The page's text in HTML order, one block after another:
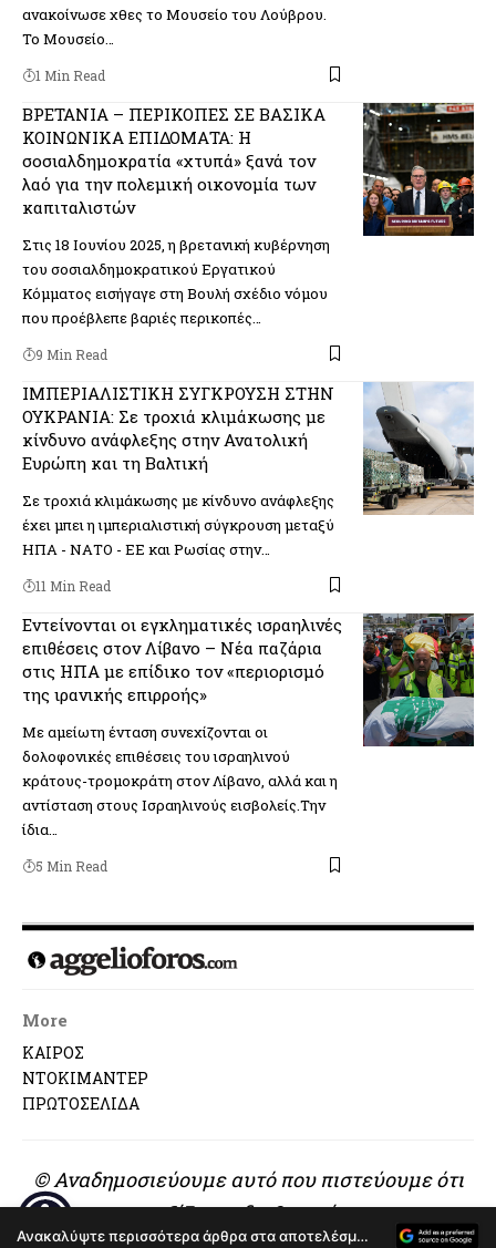
ανακοίνωσε χθες το Μουσείο του Λούβρου.
Το Μουσείο…
1 Min Read
ΒΡΕΤΑΝΙΑ – ΠΕΡΙΚΟΠΕΣ ΣΕ ΒΑΣΙΚΑ
ΚΟΙΝΩΝΙΚΑ ΕΠΙΔΟΜΑΤΑ: Η
σοσιαλδημοκρατία «χτυπά» ξανά τον
λαό για την πολεμική οικονομία των
καπιταλιστών
Στις 18 Ιουνίου 2025, η βρετανική κυβέρνηση
του σοσιαλδημοκρατικού Εργατικού
Κόμματος εισήγαγε στη Βουλή σχέδιο νόμου
που προέβλεπε βαριές περικοπές…
9 Min Read
ΙΜΠΕΡΙΑΛΙΣΤΙΚΗ ΣΥΓΚΡΟΥΣΗ ΣΤΗΝ
ΟΥΚΡΑΝΙΑ: Σε τροχιά κλιμάκωσης με
κίνδυνο ανάφλεξης στην Ανατολική
Ευρώπη και τη Βαλτική
Σε τροχιά κλιμάκωσης με κίνδυνο ανάφλεξης
έχει μπει η ιμπεριαλιστική σύγκρουση μεταξύ
ΗΠΑ - ΝΑΤΟ - ΕΕ και Ρωσίας στην…
11 Min Read
Εντείνονται οι εγκληματικές ισραηλινές
επιθέσεις στον Λίβανο – Νέα παζάρια
στις ΗΠΑ με επίδικο τον «περιορισμό
της ιρανικής επιρροής»
Με αμείωτη ένταση συνεχίζονται οι
δολοφονικές επιθέσεις του ισραηλινού
κράτους-τρομοκράτη στον Λίβανο, αλλά και η
αντίσταση στους Ισραηλινούς εισβολείς.Την
ίδια…
5 Min Read
More
ΚΑΙΡΟΣ
ΝΤΟΚΙΜΑΝΤΕΡ
ΠΡΩΤΟΣΕΛΙΔΑ
© Αναδημοσιεύουμε αυτό που πιστεύουμε ότι
αξίζει να διαβαστεί..
Ανακαλύψτε περισσότερα άρθρα στα αποτελέσματα αναζήτησης